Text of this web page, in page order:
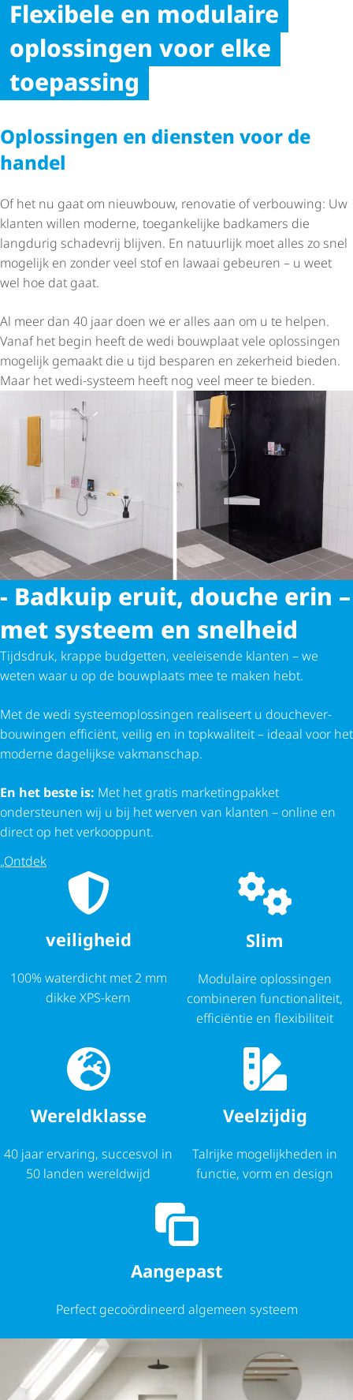
Meer ruimte voor iedereen
Fundo Solido
Flexibele en modulaire
oplossingen voor elke
toepassing
Fundo Flex
flexibel en uniek
wanden
tot 180 cm, zonder
bakstenen.
wand­mo­dule
Uiterst compact. Snel
geïnstalleerd.
geïntegreerde warm­te­wis­se­
laar
Oplossingen en diensten voor de
handel
Of het nu gaat om nieuwbouw, renovatie of verbouwing: Uw
klanten willen moderne, toegankelijke badkamers die
langdurig schadevrij blijven. En natuurlijk moet alles zo snel
mogelijk en zonder veel stof en lawaai gebeuren – u weet
wel hoe dat gaat.
Al meer dan 40 jaar doen we er alles aan om u te helpen.
Vanaf het begin heeft de wedi bouwplaat vele oplossingen
mogelijk gemaakt die u tijd besparen en zekerheid bieden.
Maar het wedi-systeem heeft nog veel meer te bieden.
- Badkuip eruit, douche erin –
met systeem en snelheid
Tijdsdruk, krappe budgetten, veeleisende klanten – we
weten waar u op de bouwplaats mee te maken hebt.
Met de wedi systeem­op­los­singen realiseert u douche­ver­
bou­wingen efficiënt, veilig en in topkwaliteit – ideaal voor het
moderne dagelijkse vakmanschap.
En het beste is: Met het gratis marke­ting­pakket
ondersteunen wij u bij het werven van klanten – online en
direct op het verkooppunt.
„Ontdek
veiligheid
100% waterdicht met 2 mm
dikke XPS-kern
Slim
Modulaire oplossingen
combineren func­ti­o­na­li­teit,
efficiëntie en flexibiliteit
Wereldklasse
40 jaar ervaring, succesvol in
50 landen wereldwijd
Veelzijdig
Talrijke mogelijkheden in
functie, vorm en design
Aangepast
Perfect gecoördineerd algemeen systeem